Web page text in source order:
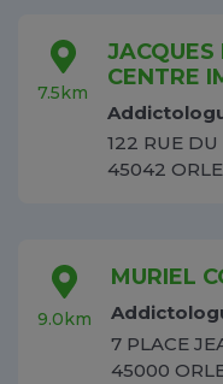
7.5km
JACQUES
CENTRE
122 RUE
45042
9.0km
MURIEL
7 PLACE
45000